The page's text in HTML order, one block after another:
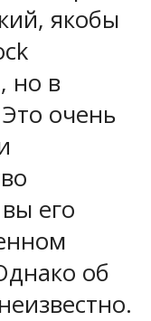
якобы
но в
очень
его
об